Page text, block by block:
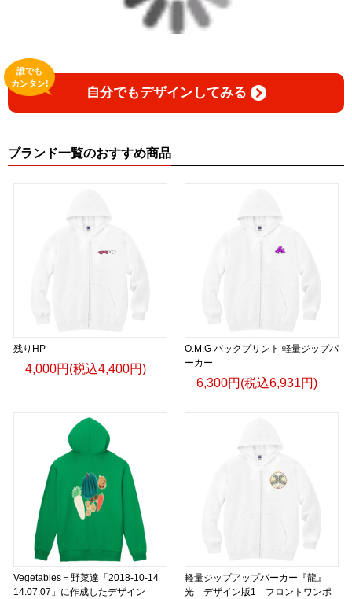
https://gicleepod.com/store/artist-ririkazetakeru
自分でもデザインしてみる
誰でも
カンタン!
ブランド一覧のおすすめ商品
残りHP
4,000円(税込4,400円)
O.M.G バックプリント 軽量ジップパ
ーカー
6,300円(税込6,931円)
Vegetables＝野菜達「2018-10-14
14:07:07」に作成したデザイン
軽量ジップアップパーカー『龍』
光 デザイン版1 フロントワンポ